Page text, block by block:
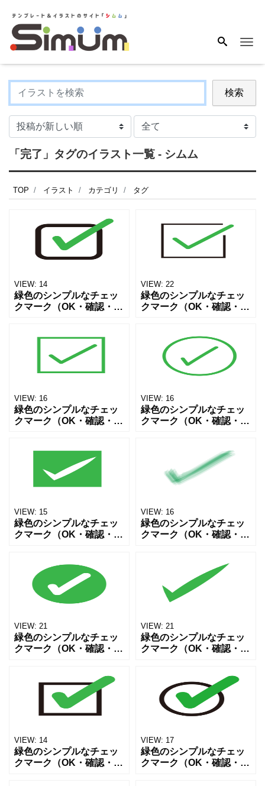
検索
「完了」タグのイラスト一覧 - シムム
TOP イラスト カテゴリ タグ
VIEW: 14
緑色のシンプルなチェッ
クマーク（OK・確認・正
ト、SNS投稿、プレゼン
資料、チラシやPOP、掲
示物など幅広
VIEW: 22
緑色のシンプルなチェッ
クマーク（OK・確認・正
ト、SNS投稿、プレゼン
資料、チラシやPOP、掲
示物など幅広
VIEW: 16
緑色のシンプルなチェッ
クマーク（OK・確認・正
ト、SNS投稿、プレゼン
資料、チラシやPOP、掲
示物など幅広
VIEW: 16
緑色のシンプルなチェッ
クマーク（OK・確認・正
ト、SNS投稿、プレゼン
資料、チラシやPOP、掲
示物など幅広
VIEW: 15
緑色のシンプルなチェッ
クマーク（OK・確認・正
ト、SNS投稿、プレゼン
資料、チラシやPOP、掲
示物など幅広
VIEW: 16
緑色のシンプルなチェッ
クマーク（OK・確認・正
ト、SNS投稿、プレゼン
資料、チラシやPOP、掲
示物など幅広
VIEW: 21
緑色のシンプルなチェッ
クマーク（OK・確認・正
ト、SNS投稿、プレゼン
資料、チラシやPOP、掲
示物など幅広
VIEW: 21
緑色のシンプルなチェッ
クマーク（OK・確認・正
ト、SNS投稿、プレゼン
資料、チラシやPOP、掲
示物など幅広
VIEW: 14
緑色のシンプルなチェッ
クマーク（OK・確認・正
VIEW: 17
緑色のシンプルなチェッ
クマーク（OK・確認・正